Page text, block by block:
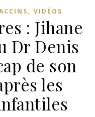
, VIDÉOS
: Jihane
Dr Denis
de son
les